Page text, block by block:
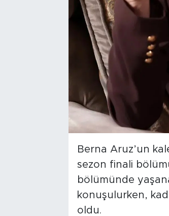
Berna Aruz’un
sezon finali
bölümünde
konuşulurken,
oldu.